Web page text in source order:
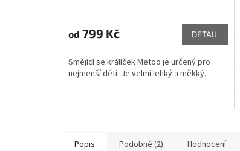
od 799 Kč DETAIL
Smějící se králíček Metoo je určený pro
nejmenší děti. Je velmi lehký a měkký.
Popis Podobné (2) Hodnocení